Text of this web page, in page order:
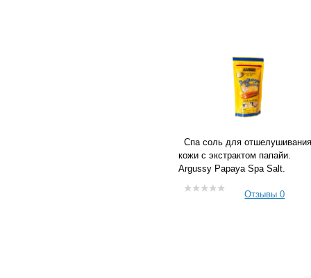
246 грн.
Спа соль для
кожи с экстрактом папайи.
Argussy Papaya Spa Salt.
Отзывы 0